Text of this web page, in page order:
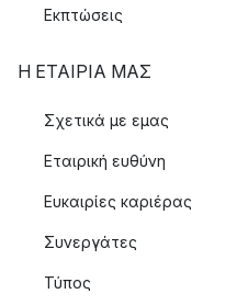
Εκπτώσεις
Η ΕΤΑΊΡΙΑ ΜΑΣ
Σχετικά με εμας
Εταιρική ευθύνη
Ευκαιρίες καριέρας
Συνεργάτες
Τύπος